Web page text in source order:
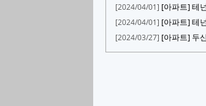
[2024/04/01] [아파트] 테
[2024/04/01] [아파트] 테
[2024/03/27] [아파트] 두